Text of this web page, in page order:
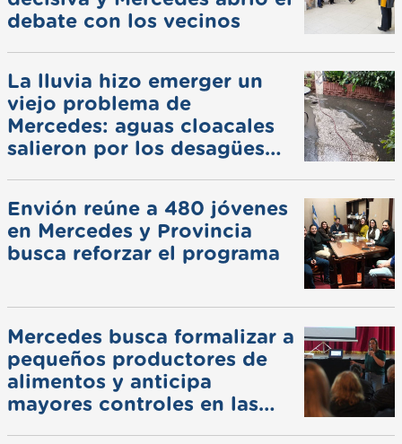
debate con los vecinos
La lluvia hizo emerger un
viejo problema de
Mercedes: aguas cloacales
salieron por los desagües
Envión reúne a 480 jóvenes
en Mercedes y Provincia
busca reforzar el programa
Mercedes busca formalizar a
pequeños productores de
alimentos y anticipa
mayores controles en las